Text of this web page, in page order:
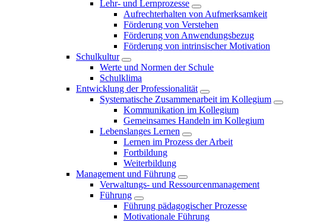
Lehr- und Lernprozesse
Aufrechterhalten von Aufmerksamkeit
Förderung von Verstehen
Förderung von Anwendungsbezug
Förderung von intrinsischer Motivation
Schulkultur
Werte und Normen der Schule
Schulklima
Entwicklung der Professionalität
Systematische Zusammenarbeit im Kollegium
Kommunikation im Kollegium
Gemeinsames Handeln im Kollegium
Lebenslanges Lernen
Lernen im Prozess der Arbeit
Fortbildung
Weiterbildung
Management und Führung
Verwaltungs- und Ressourcenmanagement
Führung
Führung pädagogischer Prozesse
Motivationale Führung